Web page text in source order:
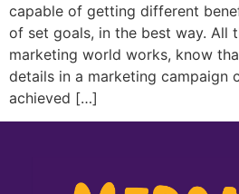
capable of getting different
of set goals, in the best way. All
marketing world works, know
details in a marketing campaign
achieved […]